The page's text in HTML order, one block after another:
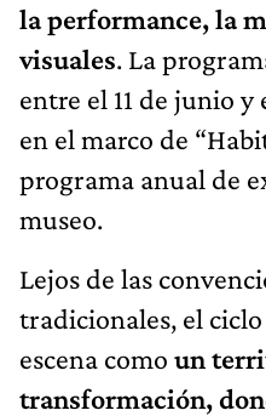
la performance, la
visuales. La
entre el 11 de junio
en el marco de
programa anual de
museo.
Lejos de las
tradicionales, el
escena como un
transformación,